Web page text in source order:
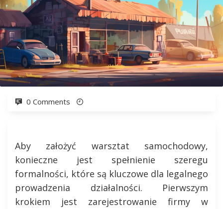
0 Comments
Aby założyć warsztat samochodowy,
konieczne jest spełnienie szeregu
formalności, które są kluczowe dla legalnego
prowadzenia działalności. Pierwszym
krokiem jest zarejestrowanie firmy w